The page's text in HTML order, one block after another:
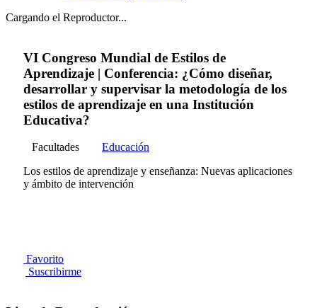
Cargando el Reproductor...
VI Congreso Mundial de Estilos de
Aprendizaje | Conferencia: ¿Cómo diseñar,
desarrollar y supervisar la metodología de los
estilos de aprendizaje en una Institución
Educativa?
Facultades
Educación
Los estilos de aprendizaje y enseñanza: Nuevas aplicaciones
y ámbito de intervención
Favorito
Suscribirme